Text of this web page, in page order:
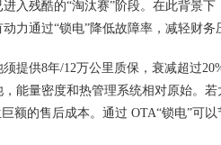
入残酷的“淘汰赛”阶段。在此背景
力通过“锁电”降低故障率，减轻财务
提供8年/12万公里质保，衰减超过
能量密度和热管理系统相对原始。
额的售后成本。通过 OTA“锁电”可以